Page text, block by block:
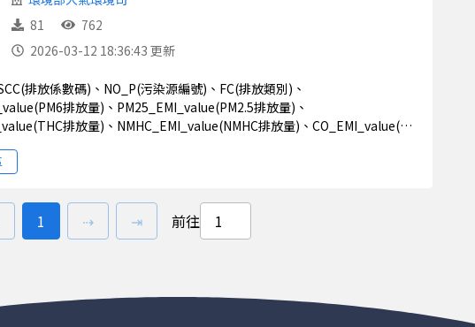
81
762
2026-03-12 18:36:43 更新
排放量)、PM25_EMI_value(PM2.5排放量)、
排放量)、NMHC_EMI_value(NMHC排放量)、CO_EMI_value(CO
囪等效內徑)、HEI_value(假設之排放口/煙囪高)、TEMP_value(假設之排
設標記)、NO_S(相對應之污染排放口)、ASSUME_HD(小時/日操作時間假
)、ASSUME_WY(週/年操作時間假設標記)、WY1(週/年)、eq_1(控制設
制設備名稱2)、eq_3(控制設備編碼3)、A_name3(控制設備名稱3)、
排放量評等)
上一頁前往
1 ⇢下一頁⇥最後一頁
前往